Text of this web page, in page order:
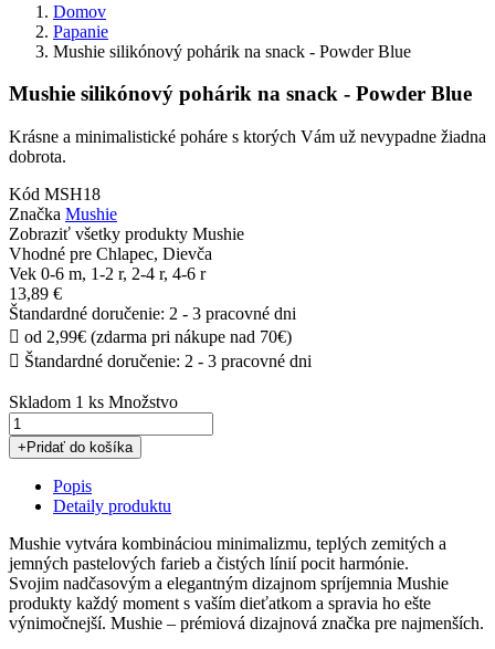
Domov
Papanie
Mushie silikónový pohárik na snack - Powder Blue
Mushie silikónový pohárik na snack - Powder Blue
Krásne a minimalistické poháre s ktorých Vám už nevypadne žiadna
dobrota.
Kód MSH18
Značka Mushie
Zobraziť všetky produkty Mushie
Vhodné pre Chlapec, Dievča
Vek 0-6 m, 1-2 r, 2-4 r, 4-6 r
13,89 €
Štandardné doručenie: 2 - 3 pracovné dni
 od 2,99€ (zdarma pri nákupe nad 70€)
 Štandardné doručenie: 2 - 3 pracovné dni
Skladom 1 ks Množstvo
+ Pridať do košíka
Popis
Detaily produktu
Mushie vytvára kombináciou minimalizmu, teplých zemitých a
jemných pastelových farieb a čistých línií pocit harmónie.
Svojim nadčasovým a elegantným dizajnom spríjemnia Mushie
produkty každý moment s vaším dieťatkom a spravia ho ešte
výnimočnejší. Mushie – prémiová dizajnová značka pre najmenších.